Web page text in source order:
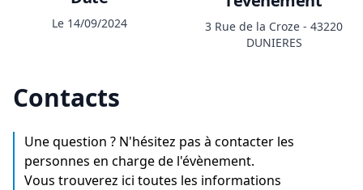
Le 14/09/2024
3 Rue de la Croze - 43220
DUNIERES
Contacts
Une question ? N'hésitez pas à contacter les
personnes en charge de l'évènement.
Vous trouverez ici toutes les informations